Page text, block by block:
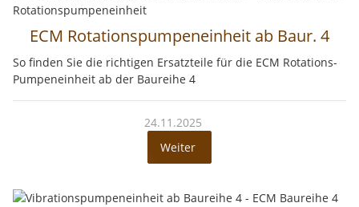
ECM Rotationspumpeneinheit ab Baur. 4
So finden Sie die richtigen Ersatzteile für die ECM Rotations-
Pumpeneinheit ab der Baureihe 4
24.11.2025
Weiter